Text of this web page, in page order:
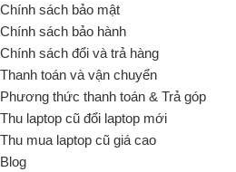
Chính sách bảo mật
Chính sách bảo hành
Chính sách đổi và trả hàng
Thanh toán và vận chuyển
Phương thức thanh toán & Trả góp
Thu laptop cũ đổi laptop mới
Thu mua laptop cũ giá cao
Blog